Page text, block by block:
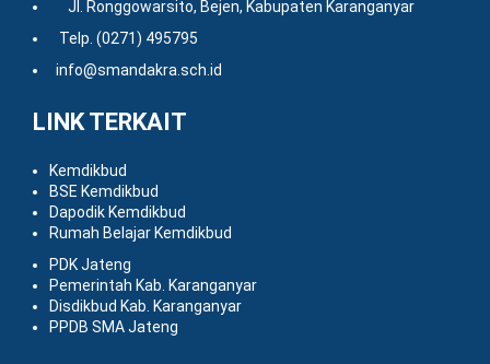
Jl. Ronggowarsito, Bejen, Kabupaten Karanganyar
Telp. (0271) 495795
info@smandakra.sch.id
LINK TERKAIT
Kemdikbud
BSE Kemdikbud
Dapodik Kemdikbud
Rumah Belajar Kemdikbud
PDK Jateng
Pemerintah Kab. Karanganyar
Disdikbud Kab. Karanganyar
PPDB SMA Jateng